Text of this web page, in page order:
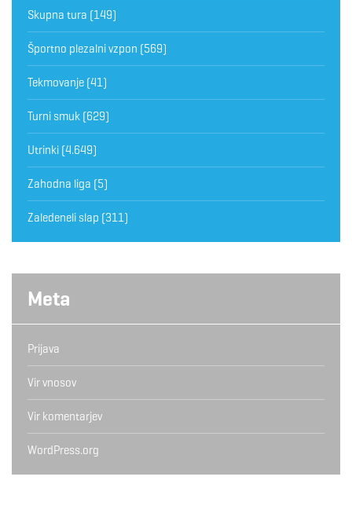
Skupna tura (149)
Športno plezalni vzpon (569)
Tekmovanje (41)
Turni smuk (629)
Utrinki (4.649)
Zahodna liga (5)
Zaledeneli slap (311)
Meta
Prijava
Vir vnosov
Vir komentarjev
WordPress.org